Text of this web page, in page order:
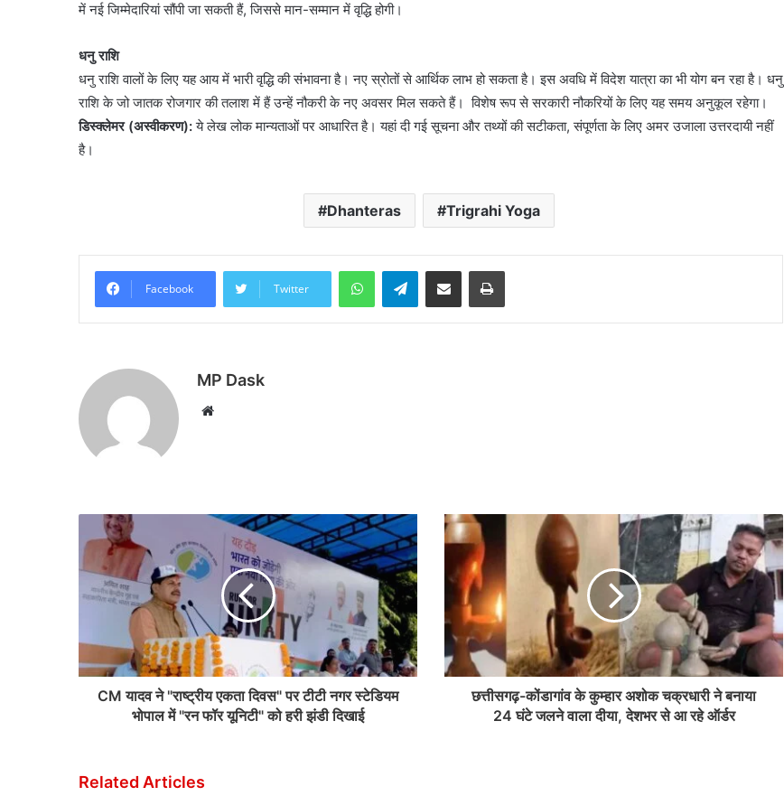
में नई जिम्मेदारियां सौंपी जा सकती हैं, जिससे मान-सम्मान में वृद्धि होगी।
धनु राशि
धनु राशि वालों के लिए यह आय में भारी वृद्धि की संभावना है। नए स्रोतों से आर्थिक लाभ हो सकता है। इस अवधि में विदेश यात्रा का भी योग बन रहा है। धनु
राशि के जो जातक रोजगार की तलाश में हैं उन्हें नौकरी के नए अवसर मिल सकते हैं। विशेष रूप से सरकारी नौकरियों के लिए यह समय अनुकूल रहेगा।
डिस्क्लेमर (अस्वीकरण):ये लेख लोक मान्यताओं पर आधारित है। यहां दी गई सूचना और तथ्यों की सटीकता, संपूर्णता के लिए अमर उजाला उत्तरदायी नहीं
है।
Dhanteras Trigrahi Yoga
Facebook Twitter
WhatsAppTelegramShare via Email Print
MP Dask
Website
CM यादव ने "राष्ट्रीय एकता दिवस" पर टीटी नगर स्टेडियम
भोपाल में "रन फॉर यूनिटी" को हरी झंडी दिखाई
छत्तीसगढ़-कोंडागांव के कुम्हार अशोक चक्रधारी ने बनाया
24 घंटे जलने वाला दीया, देशभर से आ रहे ऑर्डर
Related Articles